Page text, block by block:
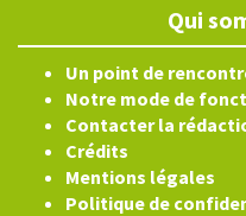
Qui
Un point de
Notre mode de
Contacter la
Crédits
Mentions légales
Politique de